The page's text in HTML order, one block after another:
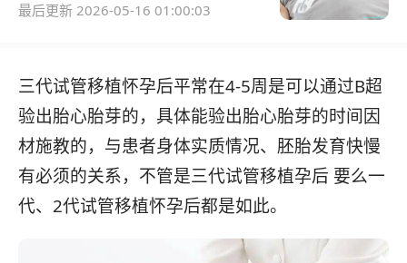
最后更新 2026-05-16 01:00:03
三代试管移植怀孕后平常在4-5周是可以通过B超
验出胎心胎芽的，具体能验出胎心胎芽的时间因
材施教的，与患者身体实质情况、胚胎发育快慢
有必须的关系，不管是三代试管移植孕后 要么一
代、2代试管移植怀孕后都是如此。